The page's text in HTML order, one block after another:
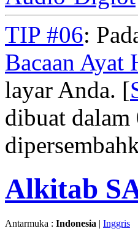
TIP #06:
Bacaan Ayat
layar Anda. [
dibuat dalam
Alkitab
Antarmuka : Indonesia | Inggris